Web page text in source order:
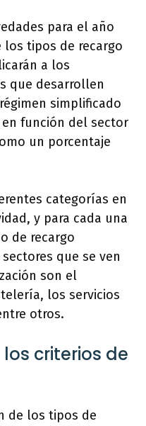
para el año
los tipos de recargo
a los
que desarrollen
simplificado
función del sector
un porcentaje
categorías en
y para cada una
de recargo
que se ven
son el
los servicios
otros.
criterios de
de los tipos de